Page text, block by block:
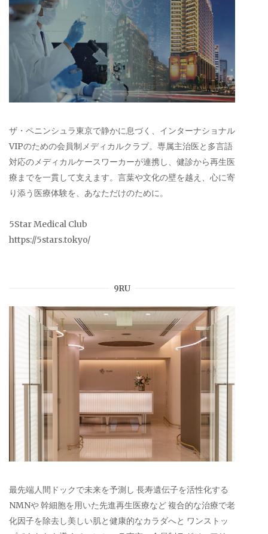
ザ・ペニンシュラ東京で静かに息づく、インターナショナル
VIPのための会員制メディカルクラブ。専属主治医と多言語
対応のメディカルケースワーカーが連携し、健診から再生医
療までを一貫して支えます。言葉や文化の壁を越え、心に寄
り添う医療体験を、あなただけのために。
5Star Medical Club
https://5stars.tokyo/
9RU
最先端人間ドックで未来を予測し 長寿遺伝子を活性化する
NMNや 幹細胞を用いた先進再生医療など 複合的な治療で老
化因子を除去し美しい肌と健康的なカラダへと ワンストッ